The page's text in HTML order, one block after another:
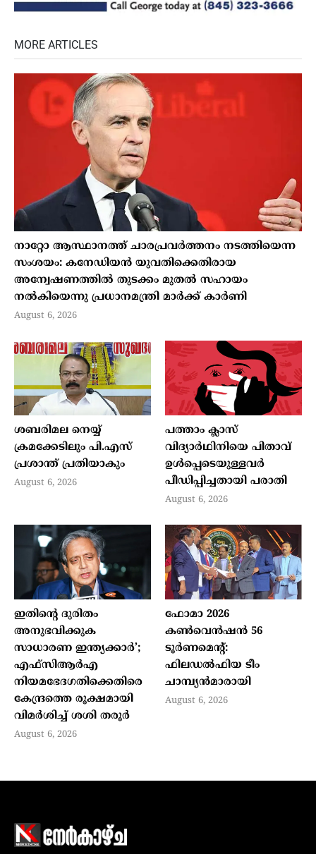
MORE ARTICLES
നാറ്റോ ആസ്ഥാനത്ത് ചാരപ്രവര്‍ത്തനം നടത്തിയെന്ന
സംശയം: കനേഡിയന്‍ യുവതിക്കെതിരായ
അന്വേഷണത്തില്‍ തുടക്കം മുതല്‍ സഹായം
നല്‍കിയെന്നു പ്രധാനമന്ത്രി മാര്‍ക്ക് കാര്‍ണി
August 6, 2026
ശബരിമല നെയ്യ്
ക്രമക്കേടിലും പി.എസ്
പ്രശാന്ത് പ്രതിയാകും
August 6, 2026
പത്താം ക്ലാസ്
വിദ്യാര്‍ഥിനിയെ പിതാവ്
ഉള്‍പ്പെടെയുള്ളവര്‍
പീഡിപ്പിച്ചതായി പരാതി
August 6, 2026
ഇതിന്റെ ദുരിതം
അനുഭവിക്കുക
സാധാരണ ഇന്ത്യക്കാര്‍’;
എഫ്‌സിആര്‍എ
നിയമഭേദഗതിക്കെതിരെ
കേന്ദ്രത്തെ രൂക്ഷമായി
വിമര്‍ശിച്ച് ശശി തരൂര്‍
August 6, 2026
ഫോമാ 2026
കണ്‍വെന്‍ഷന്‍ 56
ടൂര്‍ണമെന്റ്:
ഫിലഡല്‍ഫിയ ടീം
ചാമ്പ്യന്‍മാരായി
August 6, 2026